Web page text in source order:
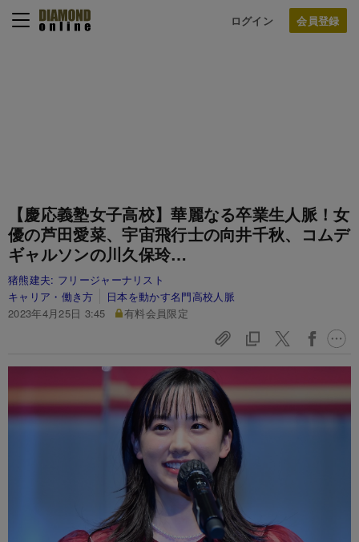
ログイン
【慶応義塾女子高校】華麗なる卒業生人脈！女
優の芦田愛菜、宇宙飛行士の向井千秋、コムデ
ギャルソンの川久保玲…
猪熊建夫: フリージャーナリスト
キャリア・働き方
日本を動かす名門高校人脈
2023年4月25日 3:45
有料会員限定